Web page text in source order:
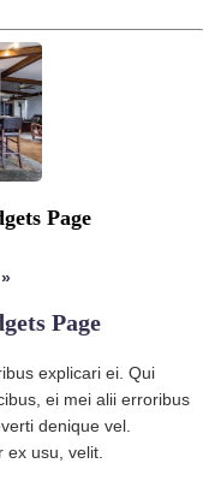
Page
Page
explicari ei. Qui
ei mei alii erroribus
denique vel.
usu, velit.